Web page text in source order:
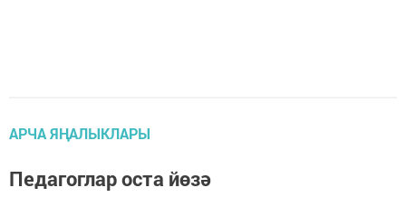
АРЧА ЯҢАЛЫКЛАРЫ
Педагоглар оста йөзә